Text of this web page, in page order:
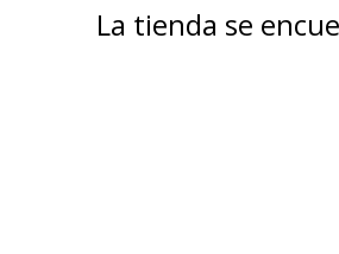
La tienda se